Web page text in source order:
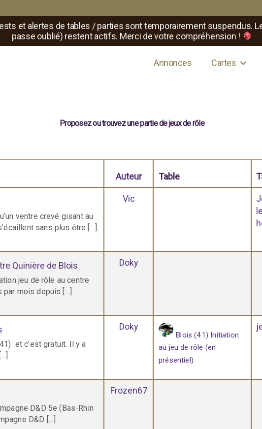
et alertes de tables / parties sont temporairement suspendus.
passe oublié) restent actifs. Merci de votre compréhension !
Annonces Cartes
Proposez ou trouvez une partie de jeux de rôle
Auteur Table
ventre crevé gisant au
sans plus être […]
Vic
Quinière de Blois
jeu de rôle au centre
par mois depuis […]
Doky
et c’est gratuit. Il y a
Doky
Blois (41) Initiation
au jeu de rôle (en
présentiel)
D&D 5e (Bas-Rhin
D&D […]
Frozen67